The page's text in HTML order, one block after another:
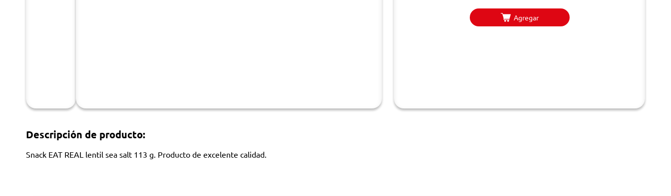
Agregar
Descripción de producto:
Snack EAT REAL lentil sea salt 113 g. Producto de excelente calidad.